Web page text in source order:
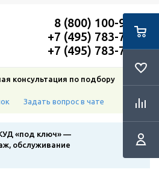
8 (800) 100-91-12
+7 (495) 783-72-87
+7 (495) 783-72-87
консультация по подбору
Задать вопрос в чате
«под ключ» —
обслуживание